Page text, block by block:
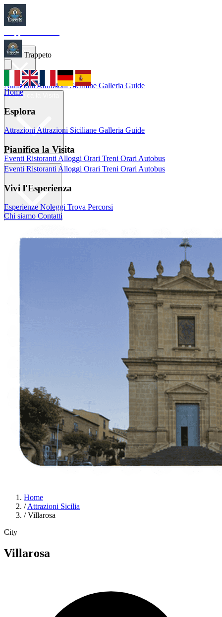
Home
AttrazioniAttrazioni Siciliane Galleria Guide
Eventi Ristoranti Alloggi Orari Treni Orari Autobus
Chi siamoContatti
Italiano Deutsch Español
Trappeto
Home
Esplora
AttrazioniAttrazioni Siciliane Galleria Guide
Pianifica la Visita
Eventi Ristoranti Alloggi Orari Treni Orari Autobus
Vivi l'Esperienza
Esperienze Noleggi Trova Percorsi
Chi siamo Contatti
Home
/ Attrazioni Sicilia
/ Villarosa
City
Villarosa